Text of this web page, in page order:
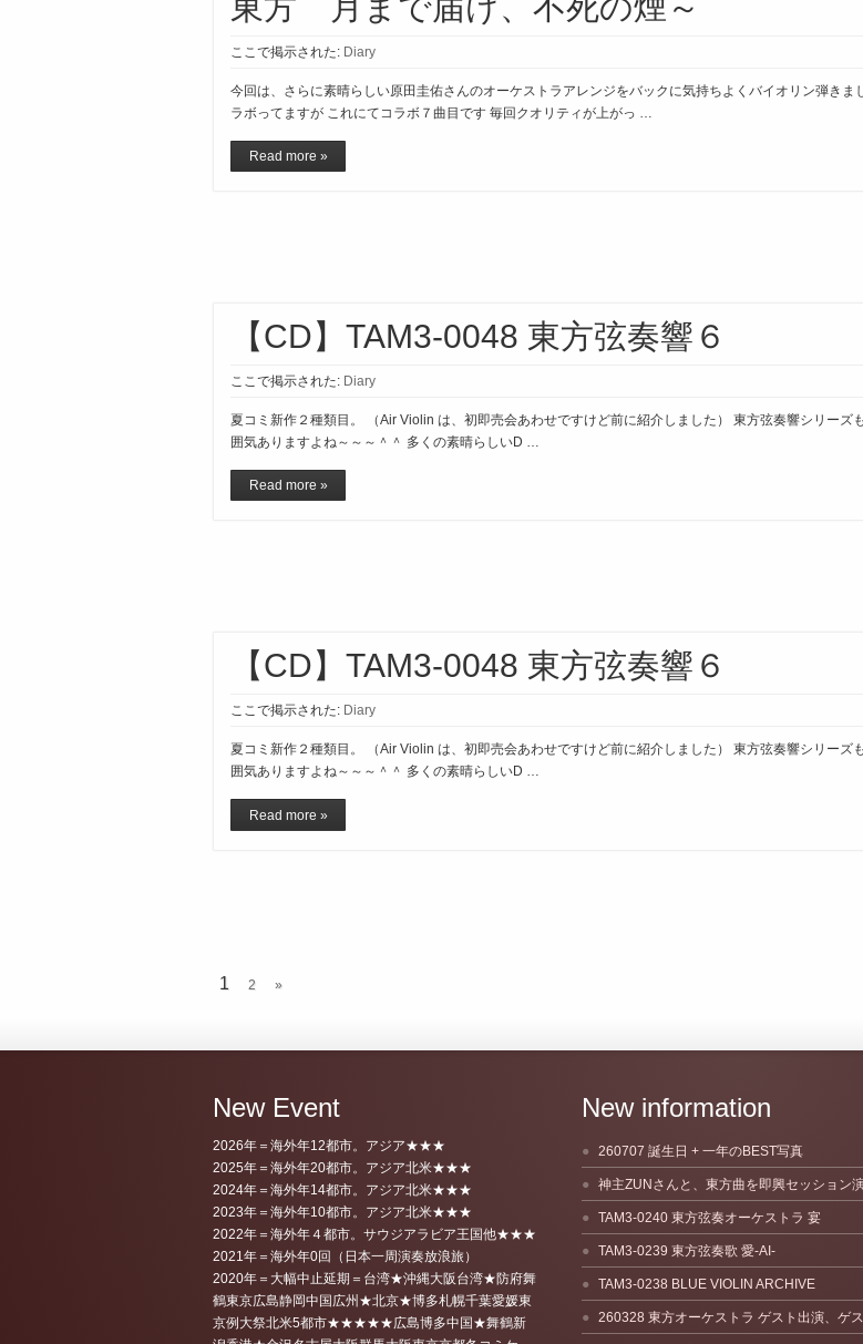
ここで掲示された: Diary
今回は、さらに素晴らしい原田圭佑さんのオーケストラアレンジをバックに気持ちよくバイオリン弾き
ラボってますが これにてコラボ７曲目です 毎回クオリティが上がっ …
Read more »
【CD】TAM3-0048 東方弦奏響６
ここで掲示された: Diary
夏コミ新作２種類目。 （Air Violin は、初即売会あわせですけど前に紹介しました） 東方弦奏響シリー
囲気ありますよね～～～＾＾ 多くの素晴らしいD …
Read more »
【CD】TAM3-0048 東方弦奏響６
ここで掲示された: Diary
夏コミ新作２種類目。 （Air Violin は、初即売会あわせですけど前に紹介しました） 東方弦奏響シリー
囲気ありますよね～～～＾＾ 多くの素晴らしいD …
Read more »
1 2 »
New Event
2026年＝海外年12都市。アジア★★★
2025年＝海外年20都市。アジア北米★★★
2024年＝海外年14都市。アジア北米★★★
2023年＝海外年10都市。アジア北米★★★
2022年＝海外年４都市。サウジアラビア王国他★★★
2021年＝海外年0回（日本一周演奏放浪旅）
2020年＝大幅中止延期＝台湾★沖縄大阪台湾★防府舞
鶴東京広島静岡中国広州★北京★博多札幌千葉愛媛東
京例大祭北米5都市★★★★★広島博多中国★舞鶴新
New information
260707 誕生日 + 一年のBEST写真
神主ZUNさんと、東方曲を即興セッション
TAM3-0240 東方弦奏オーケストラ 宴
TAM3-0239 東方弦奏歌 愛-AI-
TAM3-0238 BLUE VIOLIN ARCHIVE